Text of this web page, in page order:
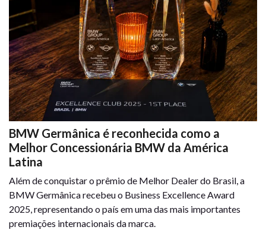
BMW Germânica é reconhecida como a
Melhor Concessionária BMW da América
Latina
Além de conquistar o prêmio de Melhor Dealer do Brasil, a
BMW Germânica recebeu o Business Excellence Award
2025, representando o país em uma das mais importantes
premiações internacionais da marca.